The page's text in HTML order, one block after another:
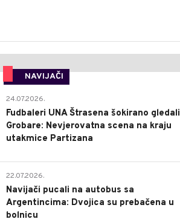
NAVIJAČI
24.07.2026.
Fudbaleri UNA Štrasena šokirano gledali
Grobare: Nevjerovatna scena na kraju
utakmice Partizana
22.07.2026.
Navijači pucali na autobus sa
Argentincima: Dvojica su prebačena u
bolnicu